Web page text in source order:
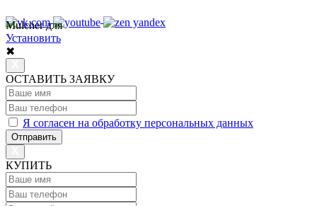
8 800 7777 152
Mulcher для
Установить
✖
ОСТАВИТЬ ЗАЯВКУ
Я согласен на обработку персональных данных
Отправить
КУПИТЬ